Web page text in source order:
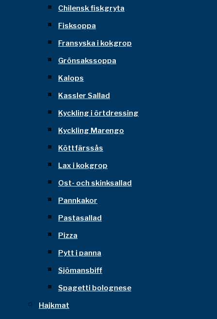
Chilensk fiskgryta
Fisksoppa
Fransyska i kokgrop
Grönsakssoppa
Kalops
Kassler Sallad
Kyckling i örtdressing
Kyckling Marengo
Köttfärssås
Lax i kokgrop
Ost- och skinksallad
Pannkakor
Pastasallad
Pizza
Pytt i panna
Sjömansbiff
Spagetti bolognese
Hajkmat